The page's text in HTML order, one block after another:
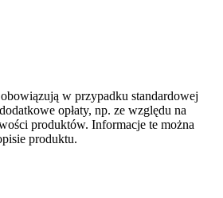
w przypadku standardowej
opłaty, np. ze względu na
produktów. Informacje te można
produktu.